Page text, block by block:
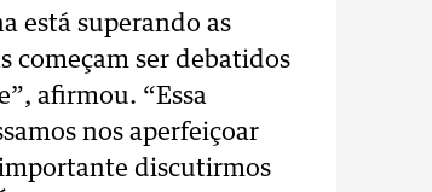
está superando as
começam ser debatidos
afirmou. “Essa
nos aperfeiçoar
importante discutirmos